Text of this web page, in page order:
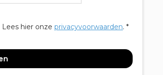
Lees hier onze privacyvoorwaarden. *